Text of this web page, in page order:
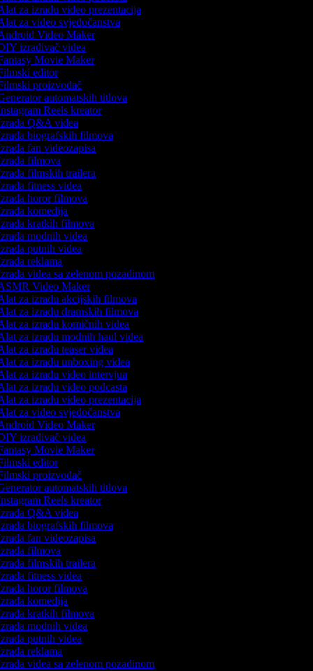
za izradu video prezentacija
za video svjedočanstva
Video Maker
izrađivač videa
Movie Maker
editor
proizvođač
automatskih titlova
Reels kreator
Q&A videa
biografskih filmova
fan videozapisa
filmova
filmskih trailera
fitness videa
horor filmova
komedija
kratkih filmova
modnih videa
putnih videa
reklama
videa sa zelenom pozadinom
Video Maker
za izradu akcijskih filmova
za izradu dramskih filmova
za izradu komičnih videa
za izradu modnih haul videa
za izradu teaser videa
za izradu unboxing videa
za izradu video intervjua
za izradu video podcasta
za izradu video prezentacija
za video svjedočanstva
Video Maker
izrađivač videa
Movie Maker
editor
proizvođač
automatskih titlova
Reels kreator
Q&A videa
biografskih filmova
fan videozapisa
filmova
filmskih trailera
fitness videa
horor filmova
komedija
kratkih filmova
modnih videa
putnih videa
reklama
videa sa zelenom pozadinom